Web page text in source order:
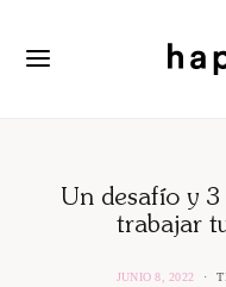
Un desafío y
trabajar
JUNIO 8, 2022